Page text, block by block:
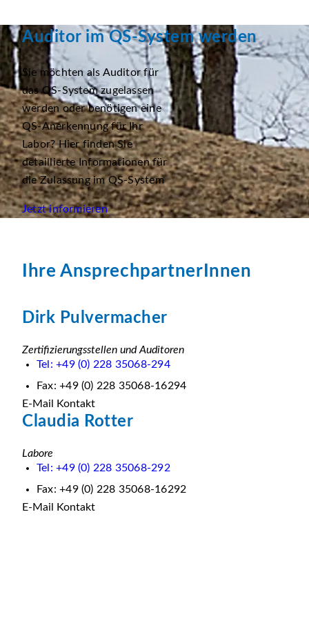
Auditor im QS-System werden
Sie möchten als Auditor für
das QS-System zugelassen
werden oder benötigen eine
QS-Anerkennung für Ihr
Labor? Hier finden Sie
detaillierte Informationen für
die Zulassung im QS-System
Jetzt informieren
Ihre AnsprechpartnerInnen
Dirk Pulvermacher
Zertifizierungsstellen und Auditoren
Tel: +49 (0) 228 35068-294
Fax: +49 (0) 228 35068-16294
E-Mail Kontakt
Claudia Rotter
Labore
Tel: +49 (0) 228 35068-292
Fax: +49 (0) 228 35068-16292
E-Mail Kontakt